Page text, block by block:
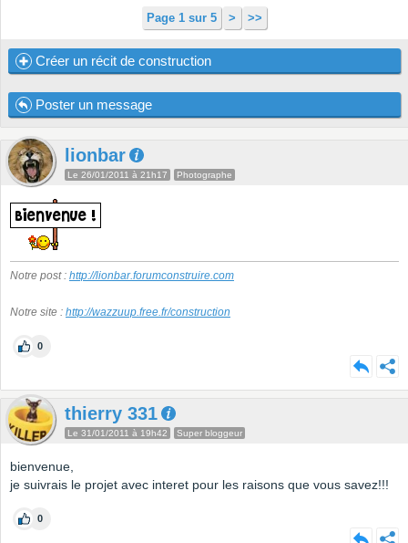
Page 1 sur 5 > >>
Créer un récit de construction
Poster un message
lionbar
Le 26/01/2011 à 21h17 Photographe
Notre post : http://lionbar.forumconstruire.com
Notre site : http://wazzuup.free.fr/construction
0
thierry 331
Le 31/01/2011 à 19h42 Super bloggeur
bienvenue,
je suivrais le projet avec interet pour les raisons que vous savez!!!
0